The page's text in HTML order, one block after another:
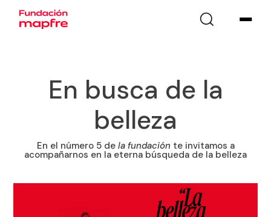
En busca de la
belleza
En el número 5 de la fundación te invitamos a
acompañarnos en la eterna búsqueda de la belleza